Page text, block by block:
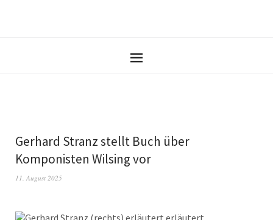
Gerhard Stranz stellt Buch über
Komponisten Wilsing vor
11. August 2025